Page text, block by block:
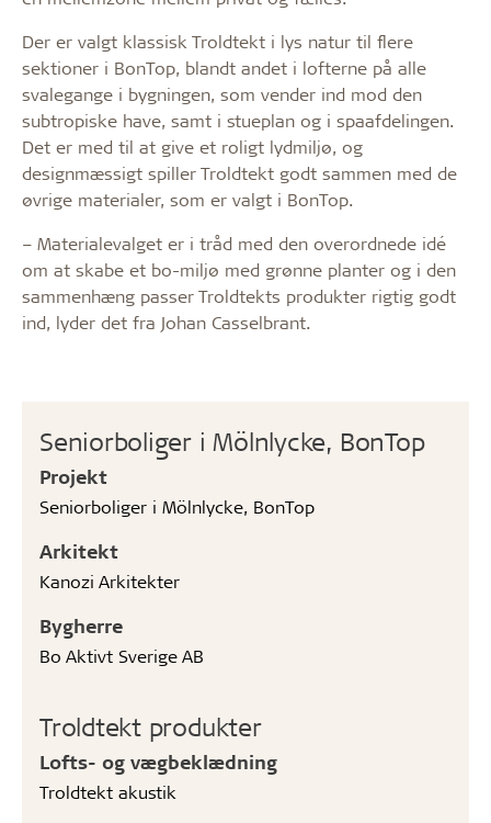
Seniorboliger i Mölnlycke, BonTop
Projekt
Seniorboliger i Mölnlycke, BonTop
Arkitekt
Kanozi Arkitekter
Bygherre
Bo Aktivt Sverige AB
Troldtekt produkter
Lofts- og vægbeklædning
Troldtekt akustik
Der er valgt klassisk Troldtekt i lys natur til flere
sektioner i BonTop, blandt andet i lofterne på alle
svalegange i bygningen, som vender ind mod den
subtropiske have, samt i stueplan og i spaafdelingen.
Det er med til at give et roligt lydmiljø, og
designmæssigt spiller Troldtekt godt sammen med de
øvrige materialer, som er valgt i BonTop.
– Materialevalget er i tråd med den overordnede idé
om at skabe et bo-miljø med grønne planter og i den
sammenhæng passer Troldtekts produkter rigtig godt
ind, lyder det fra Johan Casselbrant.